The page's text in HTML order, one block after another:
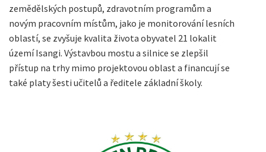
zemědělských postupů, zdravotním programům a
novým pracovním místům, jako je monitorování lesních
oblastí, se zvyšuje kvalita života obyvatel 21 lokalit
území Isangi. Výstavbou mostu a silnice se zlepšil
přístup na trhy mimo projektovou oblast a financují se
také platy šesti učitelů a ředitele základní školy.